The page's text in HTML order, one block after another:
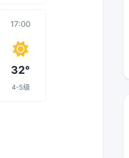
17:00
32°
4-5级